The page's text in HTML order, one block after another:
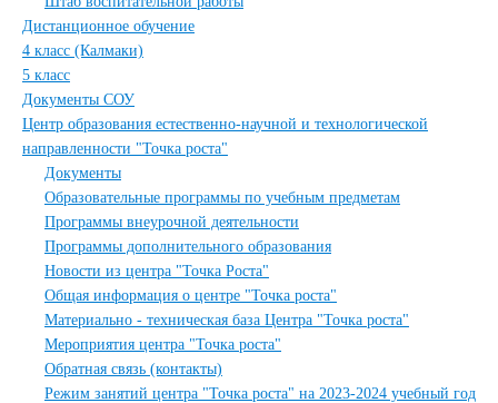
Дистанционное обучение
4 класс (Калмаки)
5 класс
Документы СОУ
Центр образования естественно-научной и технологической
направленности "Точка роста"
Документы
Образовательные программы по учебным предметам
Программы внеурочной деятельности
Программы дополнительного образования
Новости из центра "Точка Роста"
Общая информация о центре "Точка роста"
Материально - техническая база Центра "Точка роста"
Мероприятия центра "Точка роста"
Обратная связь (контакты)
Режим занятий центра "Точка роста" на 2023-2024 учебный год